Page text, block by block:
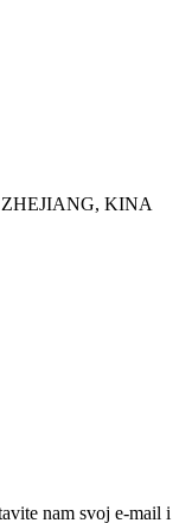
KINA
nam svoj e-mail i